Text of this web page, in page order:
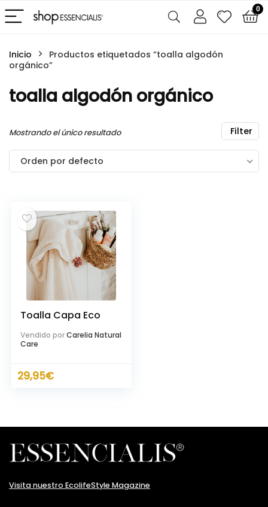
0
Inicio
Productos etiquetados “toalla algodón
orgánico”
toalla algodón orgánico
Filter
Mostrando el único resultado
Orden por defecto
Toalla Capa Eco
Vendido porCarelia Natural
Care
29,95€
Visita nuestro EcolifeStyle Magazine